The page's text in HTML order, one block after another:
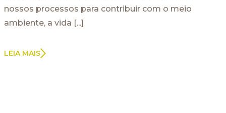
nossos processos para contribuir com o meio
ambiente, a vida [...]
LEIA MAIS